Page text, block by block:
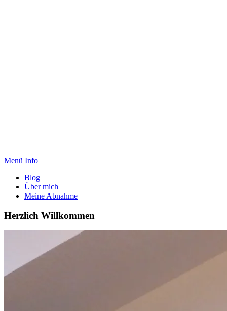
Menü Info
Blog
Über mich
Meine Abnahme
Herzlich Willkommen